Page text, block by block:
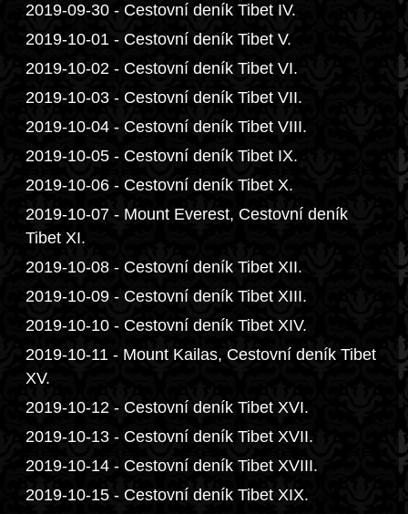
2019-09-30 - Cestovní deník Tibet IV.
2019-10-01 - Cestovní deník Tibet V.
2019-10-02 - Cestovní deník Tibet VI.
2019-10-03 - Cestovní deník Tibet VII.
2019-10-04 - Cestovní deník Tibet VIII.
2019-10-05 - Cestovní deník Tibet IX.
2019-10-06 - Cestovní deník Tibet X.
2019-10-07 - Mount Everest, Cestovní deník
Tibet XI.
2019-10-08 - Cestovní deník Tibet XII.
2019-10-09 - Cestovní deník Tibet XIII.
2019-10-10 - Cestovní deník Tibet XIV.
2019-10-11 - Mount Kailas, Cestovní deník Tibet
XV.
2019-10-12 - Cestovní deník Tibet XVI.
2019-10-13 - Cestovní deník Tibet XVII.
2019-10-14 - Cestovní deník Tibet XVIII.
2019-10-15 - Cestovní deník Tibet XIX.